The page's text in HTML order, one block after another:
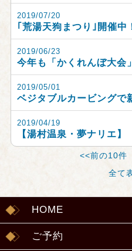
2019/07/20
｢荒湯天狗まつり｣開
2019/06/23
今年も「かくれんぼ大
2019/05/01
ベジタブルカービングで
2019/04/19
【湯村温泉・夢ナリエ】
<<前の10件
全て
HOME
ご予約